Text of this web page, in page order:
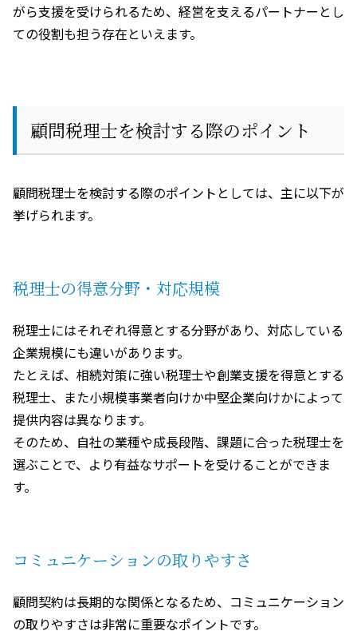
がら支援を受けられるため、経営を支えるパートナーとし
ての役割も担う存在といえます。
顧問税理士を検討する際のポイント
顧問税理士を検討する際のポイントとしては、主に以下が
挙げられます。
税理士の得意分野・対応規模
税理士にはそれぞれ得意とする分野があり、対応している
企業規模にも違いがあります。
たとえば、相続対策に強い税理士や創業支援を得意とする
税理士、また小規模事業者向けか中堅企業向けかによって
提供内容は異なります。
そのため、自社の業種や成長段階、課題に合った税理士を
選ぶことで、より有益なサポートを受けることができま
す。
コミュニケーションの取りやすさ
顧問契約は長期的な関係となるため、コミュニケーション
の取りやすさは非常に重要なポイントです。